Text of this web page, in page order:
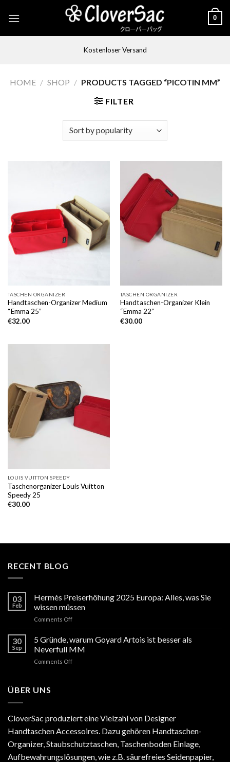
0
Kostenloser Versand
HOME / SHOP / PRODUCTS TAGGED “PICOTIN MM”
FILTER
TASCHEN ORGANIZER
Handtaschen-Organizer Medium
“Emma 25”
€32.00
TASCHEN ORGANIZER
Handtaschen-Organizer Klein
“Emma 22”
€30.00
LOUIS VUITTON SPEEDY
Taschenorganizer Louis Vuitton
Speedy 25
€30.00
RECENT BLOG
03
Feb
Hermès Preiserhöhung 2025 Europa: Alles, was Sie
wissen müssen
Comments Offon
Preiserhöhung
Europa:
Alles,
30
Sep
5 Gründe, warum Goyard Artois ist besser als
Neverfull MM
Comments Offon
besser
als
MM
ÜBER UNS
CloverSac produziert eine Vielzahl von Designer
Handtaschen Accessoires. Dazu gehören Handtaschen-
Organizer, Staubschutztaschen, Taschenboden Einlage,
Aufbewahrungslösungen, wie z.B. säurefreies Seidenpapier,